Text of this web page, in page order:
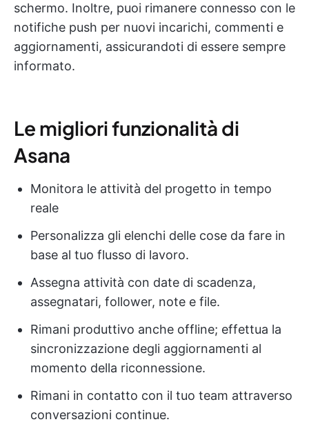
schermo. Inoltre, puoi rimanere connesso con le
notifiche push per nuovi incarichi, commenti e
aggiornamenti, assicurandoti di essere sempre
informato.
Le migliori funzionalità di
Asana
Monitora le attività del progetto in tempo
reale
Personalizza gli elenchi delle cose da fare in
base al tuo flusso di lavoro.
Assegna attività con date di scadenza,
assegnatari, follower, note e file.
Rimani produttivo anche offline; effettua la
sincronizzazione degli aggiornamenti al
momento della riconnessione.
Rimani in contatto con il tuo team attraverso
conversazioni continue.